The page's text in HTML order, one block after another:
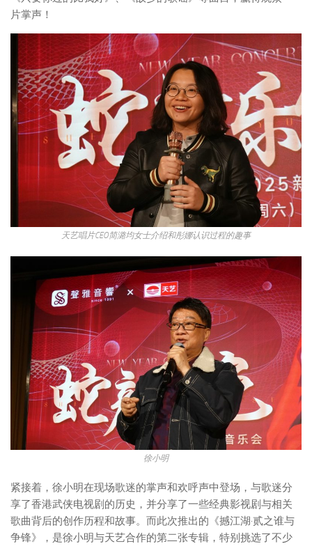
片掌声！
天艺唱片CEO简潞均女士介绍和彤娜认识过程的趣事
徐小明
紧接着，徐小明在现场歌迷的掌声和欢呼声中登场，与歌迷分
享了香港武侠电视剧的历史，并分享了一些经典影视剧与相关
歌曲背后的创作历程和故事。而此次推出的《撼江湖·贰之谁与
争锋》，是徐小明与天艺合作的第二张专辑，特别挑选了不少